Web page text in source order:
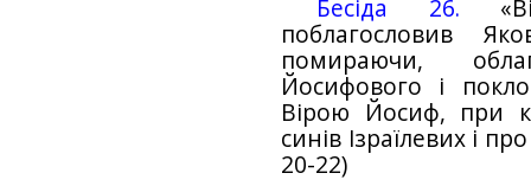
Бесіда 26.
поблагословив
помираючи,
Йосифового і
Вірою Йосиф, при
синів Ізраїлевих і
20-22)